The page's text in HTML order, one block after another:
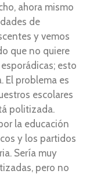
ahora mismo
de
y vemos
que no quiere
esto
El problema es
escolares
politizada.
la educación
y los partidos
Sería muy
pero no